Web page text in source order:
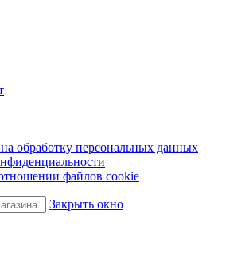
обработку персональных данных
файлов cookie
Закрыть окно